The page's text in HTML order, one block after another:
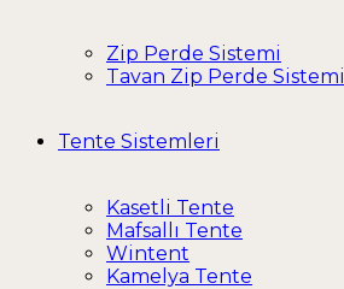
Zip Perde Sistemi
Tavan Zip Perde Sistemi
Tente Sistemleri
Kasetli Tente
Mafsallı Tente
Wintent
Kamelya Tente